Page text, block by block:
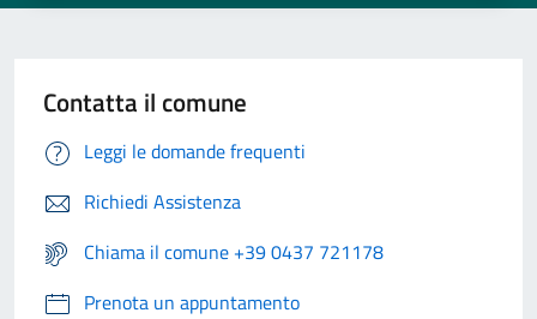
Contatta il comune
Leggi le domande frequenti
Richiedi Assistenza
Chiama il comune +39 0437 721178
Prenota un appuntamento